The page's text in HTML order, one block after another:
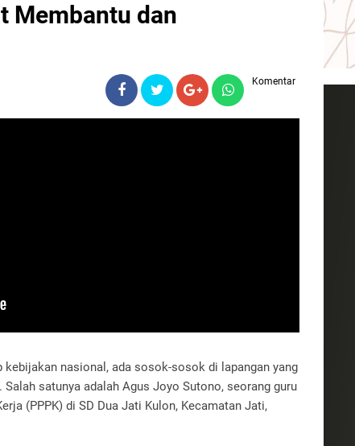
Membantu dan
Komentar
nasional, ada sosok-sosok di lapangan yang
satunya adalah Agus Joyo Sutono, seorang guru
(PPPK) di SD Dua Jati Kulon, Kecamatan Jati,